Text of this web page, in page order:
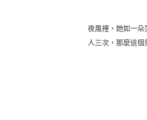
夜風裡，她如一
人三次，那麼這